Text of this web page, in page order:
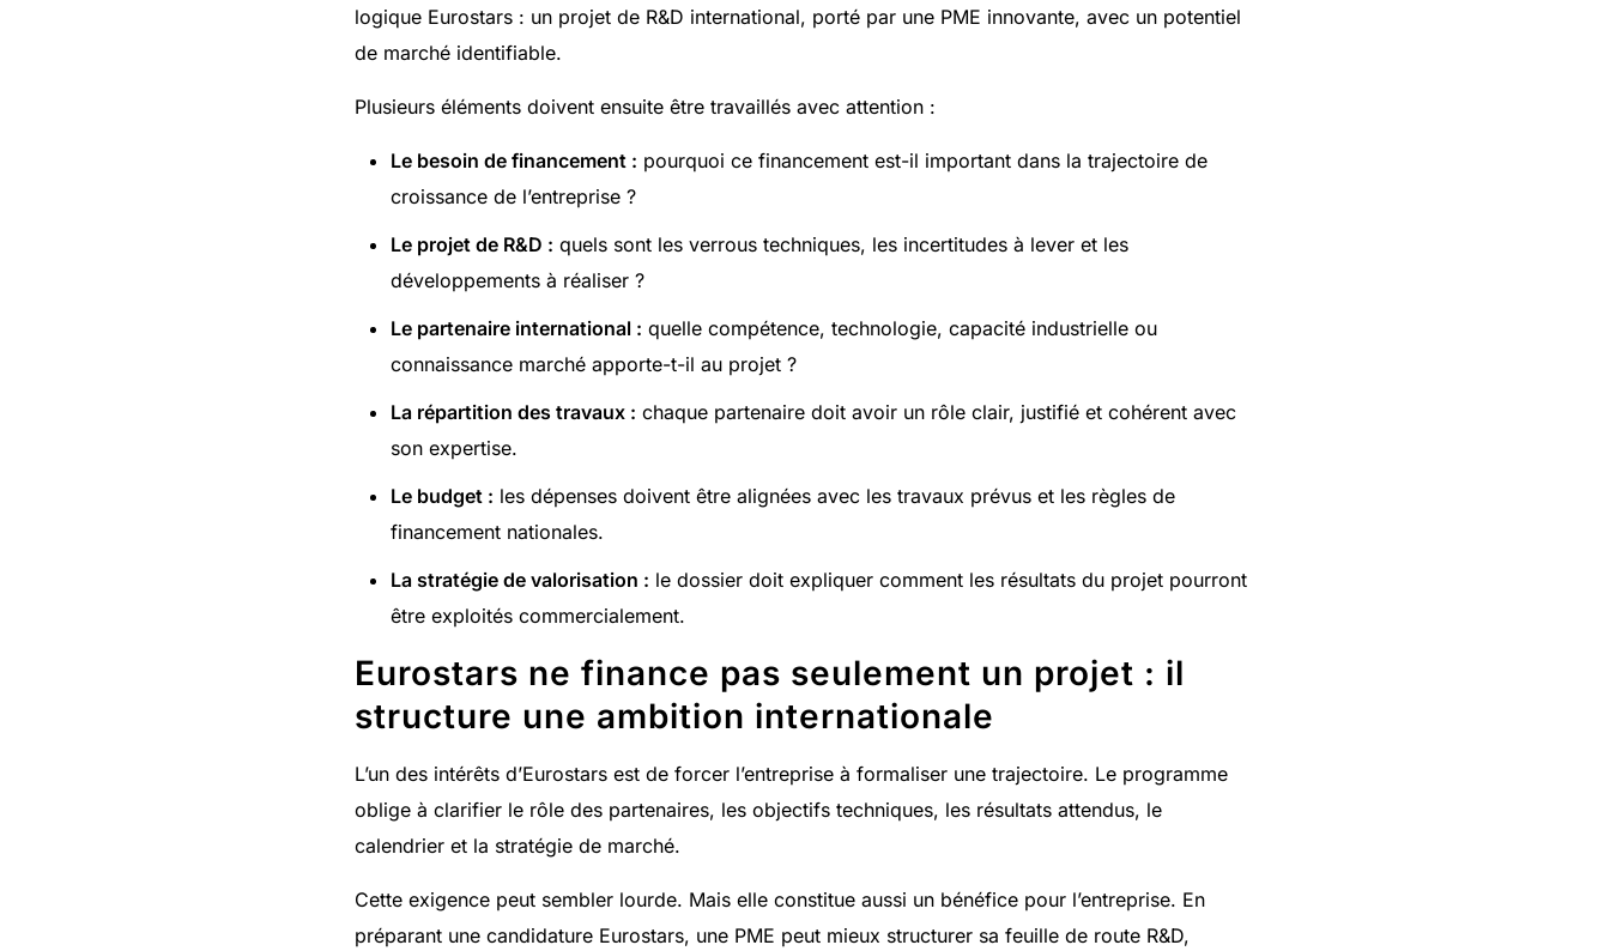
logique Eurostars : un projet de R&D international, porté par une PME innovante, avec un potentiel
de marché identifiable.
Plusieurs éléments doivent ensuite être travaillés avec attention :
Le besoin de financement : pourquoi ce financement est-il important dans la trajectoire de
croissance de l’entreprise ?
Le projet de R&D : quels sont les verrous techniques, les incertitudes à lever et les
développements à réaliser ?
Le partenaire international : quelle compétence, technologie, capacité industrielle ou
connaissance marché apporte-t-il au projet ?
La répartition des travaux : chaque partenaire doit avoir un rôle clair, justifié et cohérent avec
son expertise.
Le budget : les dépenses doivent être alignées avec les travaux prévus et les règles de
financement nationales.
La stratégie de valorisation : le dossier doit expliquer comment les résultats du projet pourront
être exploités commercialement.
Eurostars ne finance pas seulement un projet : il
structure une ambition internationale
L’un des intérêts d’Eurostars est de forcer l’entreprise à formaliser une trajectoire. Le programme
oblige à clarifier le rôle des partenaires, les objectifs techniques, les résultats attendus, le
calendrier et la stratégie de marché.
Cette exigence peut sembler lourde. Mais elle constitue aussi un bénéfice pour l’entreprise. En
préparant une candidature Eurostars, une PME peut mieux structurer sa feuille de route R&D,